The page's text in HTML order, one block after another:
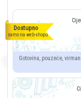
Dostupno
samo na web-shopu
Gotovina, pouzeće,